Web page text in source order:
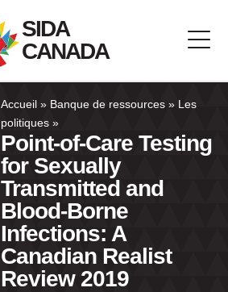
SIDA
CANADA
Accueil » Banque de ressources » Les
politiques »
Point-of-Care Testing
for Sexually
Transmitted and
Blood‐Borne
Infections: A
Canadian Realist
Review 2019